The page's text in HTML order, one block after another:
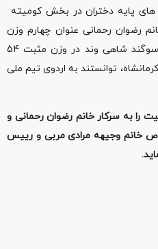
های پایه دختران در بخش کومیته
رضوان رحمانی عنوان چهارم وزن
منفی ۵۴ کیلوگرم را کسب کرد و سوگند شاهی وند در وزن مثبت 54
توانستند به اردوی تیم ملی
را به سرکار خانم رضوان رحمانی و
خانم وجیهه مرادی مربی و رییس